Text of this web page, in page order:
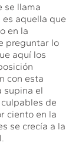
se llama
es aquella que
en la
preguntar lo
aquí los
con esta
supina el
de
ciento en la
se crecía a la